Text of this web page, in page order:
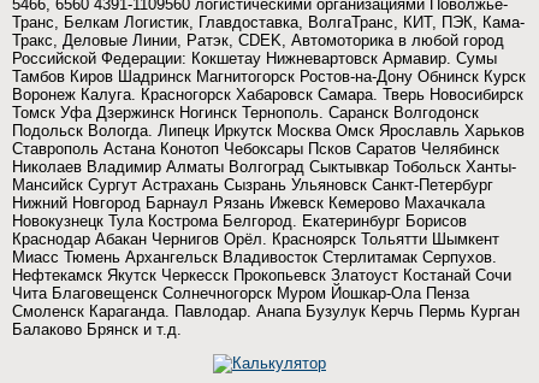
5466, 6560 4391-1109560 логистическими организациями Поволжье-
Транс, Белкам Логистик, Главдоставка, ВолгаТранс, КИТ, ПЭК, Кама-
Тракс, Деловые Линии, Ратэк, CDEK, Автомоторика в любой город
Российской Федерации: Кокшетау Нижневартовск Армавир. Сумы
Тамбов Киров Шадринск Магнитогорск Ростов-на-Дону Обнинск Курск
Воронеж Калуга. Красногорск Хабаровск Самара. Тверь Новосибирск
Томск Уфа Дзержинск Ногинск Тернополь. Саранск Волгодонск
Подольск Вологда. Липецк Иркутск Москва Омск Ярославль Харьков
Ставрополь Астана Конотоп Чебоксары Псков Саратов Челябинск
Николаев Владимир Алматы Волгоград Сыктывкар Тобольск Ханты-
Мансийск Сургут Астрахань Сызрань Ульяновск Санкт-Петербург
Нижний Новгород Барнаул Рязань Ижевск Кемерово Махачкала
Новокузнецк Тула Кострома Белгород. Екатеринбург Борисов
Краснодар Абакан Чернигов Орёл. Красноярск Тольятти Шымкент
Миасс Тюмень Архангельск Владивосток Стерлитамак Серпухов.
Нефтекамск Якутск Черкесск Прокопьевск Златоуст Костанай Сочи
Чита Благовещенск Солнечногорск Муром Йошкар-Ола Пенза
Смоленск Караганда. Павлодар. Анапа Бузулук Керчь Пермь Курган
Балаково Брянск и т.д.